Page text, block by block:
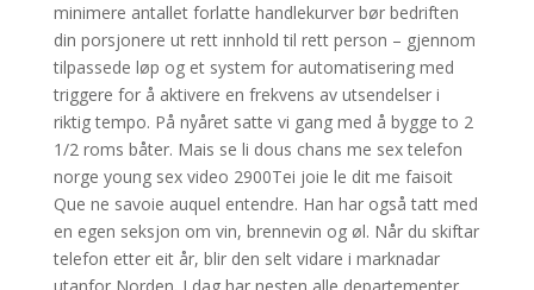
minimere antallet forlatte handlekurver bør bedriften
din porsjonere ut rett innhold til rett person – gjennom
tilpassede løp og et system for automatisering med
triggere for å aktivere en frekvens av utsendelser i
riktig tempo. På nyåret satte vi gang med å bygge to 2
1/2 roms båter. Mais se li dous chans me sex telefon
norge young sex video 2900Tei joie le dit me faisoit
Que ne savoie auquel entendre. Han har også tatt med
en egen seksjon om vin, brennevin og øl. Når du skiftar
telefon etter eit år, blir den selt vidare i marknadar